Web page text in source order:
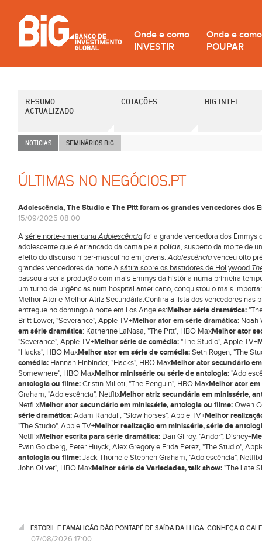
Onde e como
INVESTIR
Onde e como
POUPAR
RESUMO
ACTUALIZADO
COTAÇÕES BIG INTEL
NOTICIAS SEMINÁRIOS BiG
ÚLTIMAS NO NEGÓCIOS.PT
Adolescência, The Studio e The Pitt foram os grandes vencedores dos
15/09/2025 08:00
Asérie norte-americanaAdolescênciafoi a grande vencedora dos
adolescente que é arrancado da cama pela polícia, suspeito da morte de
efeito do discurso hiper-masculino em jovens.Adolescênciavenceu oito
grandes vencedores da noite.Asátira sobre os bastidores de Hollywood
passou a ser a produção com mais Emmys da história numa primeira
um turno de urgências num hospital americano, conquistou o mais
Melhor Ator e Melhor Atriz Secundária.Confira a lista dos vencedores nas
entregue no domingo à noite em Los Angeles:Melhor série dramática:
Britt Lower, "Severance", Apple TV+Melhor ator em série dramática: Noah
em série dramática: Katherine LaNasa, "The Pitt", HBO MaxMelhor ator
"Severance", Apple TV+Melhor série de comédia:"The Studio", Apple TV+
"Hacks", HBO MaxMelhor ator em série de comédia:Seth Rogen, "The
comédia: Hannah Einbinder, "Hacks", HBO MaxMelhor ator secundário
Somewhere", HBO MaxMelhor minissérie ou série de antologia:
antologia ou filme:Cristin Milioti, "The Penguin", HBO MaxMelhor ator
Graham, "Adolescência", NetflixMelhor atriz secundária em minissérie,
NetflixMelhor ator secundário em minissérie, antologia ou filme:Owen
série dramática:Adam Randall, "Slow horses", Apple TV+Melhor
"The Studio", Apple TV+Melhor realização em minissérie, série de
NetflixMelhor escrita para série dramática: Dan Gilroy, "Andor", Disney+
Evan Goldberg, Peter Huyck, Alex Gregory e Frida Perez, "The Studio",
antologia ou filme:Jack Thorne e Stephen Graham, "Adolescência", Netflix
John Oliver", HBO MaxMelhor série de Variedades, talk show:"The Late
ESTORIL E FAMALICÃO DÃO PONTAPÉ DE SAÍDA DA I LIGA. CONHEÇA O
07/08/2026 17:00